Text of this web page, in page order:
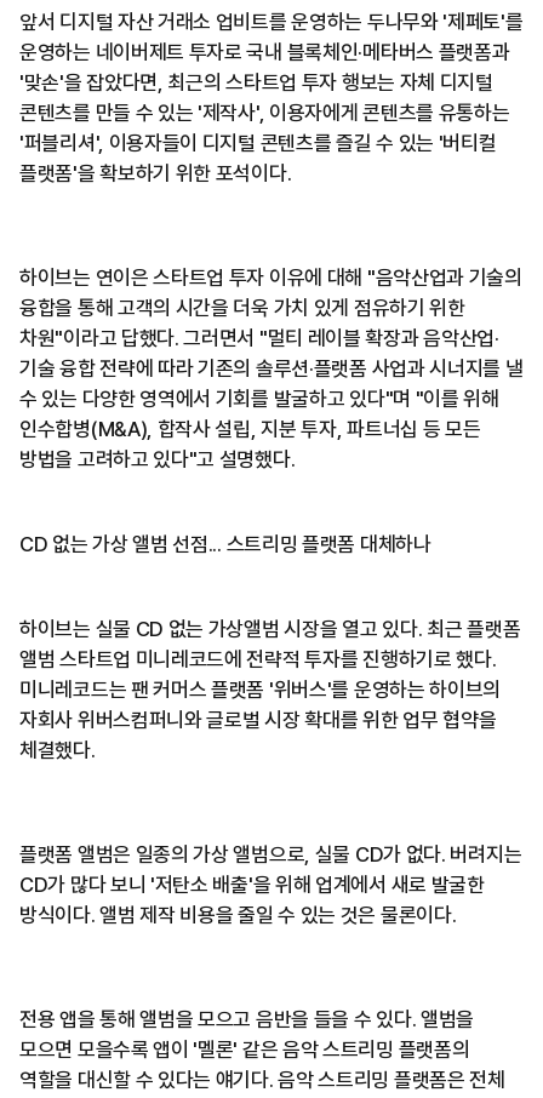
앞서 디지털 자산 거래소 업비트를 운영하는 두나무와 '제페토'를
운영하는 네이버제트 투자로 국내 블록체인·메타버스 플랫폼과
'맞손'을 잡았다면, 최근의 스타트업 투자 행보는 자체 디지털
콘텐츠를 만들 수 있는 '제작사', 이용자에게 콘텐츠를 유통하는
'퍼블리셔', 이용자들이 디지털 콘텐츠를 즐길 수 있는 '버티컬
플랫폼'을 확보하기 위한 포석이다.
하이브는 연이은 스타트업 투자 이유에 대해 "음악산업과 기술의
융합을 통해 고객의 시간을 더욱 가치 있게 점유하기 위한
차원"이라고 답했다. 그러면서 "멀티 레이블 확장과 음악산업·
기술 융합 전략에 따라 기존의 솔루션·플랫폼 사업과 시너지를 낼
수 있는 다양한 영역에서 기회를 발굴하고 있다"며 "이를 위해
인수합병(M&A), 합작사 설립, 지분 투자, 파트너십 등 모든
방법을 고려하고 있다"고 설명했다.
CD 없는 가상 앨범 선점... 스트리밍 플랫폼 대체하나
하이브는 실물 CD 없는 가상앨범 시장을 열고 있다. 최근 플랫폼
앨범 스타트업 미니레코드에 전략적 투자를 진행하기로 했다.
미니레코드는 팬 커머스 플랫폼 '위버스'를 운영하는 하이브의
자회사 위버스컴퍼니와 글로벌 시장 확대를 위한 업무 협약을
체결했다.
플랫폼 앨범은 일종의 가상 앨범으로, 실물 CD가 없다. 버려지는
CD가 많다 보니 '저탄소 배출'을 위해 업계에서 새로 발굴한
방식이다. 앨범 제작 비용을 줄일 수 있는 것은 물론이다.
전용 앱을 통해 앨범을 모으고 음반을 들을 수 있다. 앨범을
모으면 모을수록 앱이 '멜론' 같은 음악 스트리밍 플랫폼의
역할을 대신할 수 있다는 얘기다. 음악 스트리밍 플랫폼은 전체